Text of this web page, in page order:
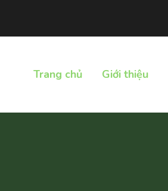
Trang chủ Giới thiệu